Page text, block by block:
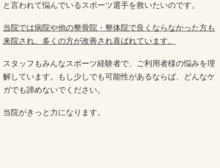
と言われて悩んでいるスポーツ選手を救いたいのです。
当院では病院や他の整骨院・整体院で良くならなかった方も
来院され、多くの方が改善され喜ばれています。
スタッフもみんなスポーツ経験者で、ご利用者様の悩みを理
解しています。もし少しでも可能性があるならば、どんなケ
ガでも諦めないでください。
当院がきっと力になります。